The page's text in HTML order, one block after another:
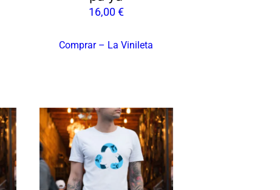
16,00€
Comprar – La Vinileta